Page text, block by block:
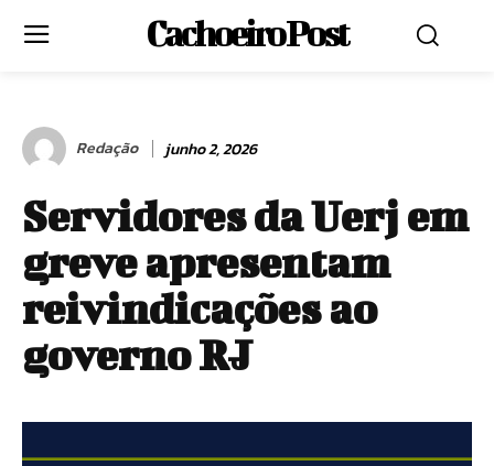
Cachoeiro Post
Redação junho 2, 2026
Servidores da Uerj em
greve apresentam
reivindicações ao
governo RJ